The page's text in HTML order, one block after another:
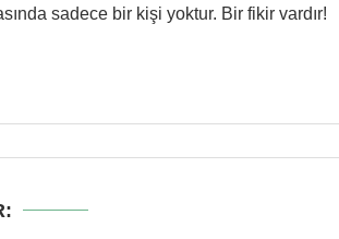
sadece bir kişi yoktur. Bir fikir vardır!